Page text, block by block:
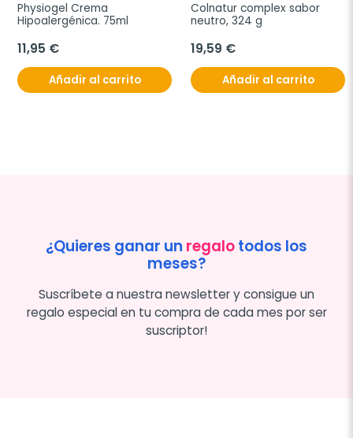
Physiogel Crema
Hipoalergénica. 75ml
11,95 €
Añadir al carrito
Colnatur complex sabor
neutro, 324 g
19,59 €
Añadir al carrito
¿Quieres ganar un regalotodos los
meses?
Suscríbete a nuestra newsletter y consigue un
regalo especial en tu compra de cada mes por ser
suscriptor!